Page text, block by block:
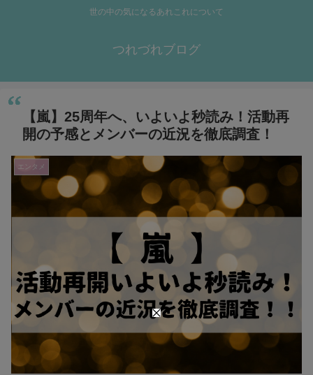
世の中の気になるあれこれについて
つれづれブログ
【嵐】25周年へ、いよいよ秒読み！活動再
開の予感とメンバーの近況を徹底調査！
エンタメ